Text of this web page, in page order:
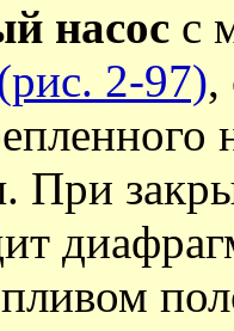
насос с
2-97),
При